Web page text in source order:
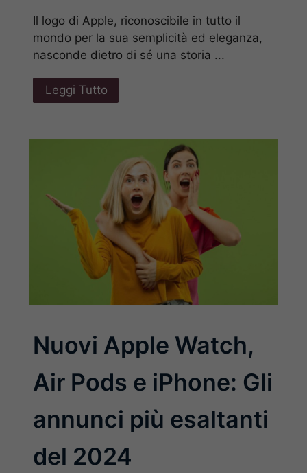
Il logo di Apple, riconoscibile in tutto il
mondo per la sua semplicità ed eleganza,
nasconde dietro di sé una storia ...
Leggi Tutto
Nuovi Apple Watch,
Air Pods e iPhone: Gli
annunci più esaltanti
del 2024